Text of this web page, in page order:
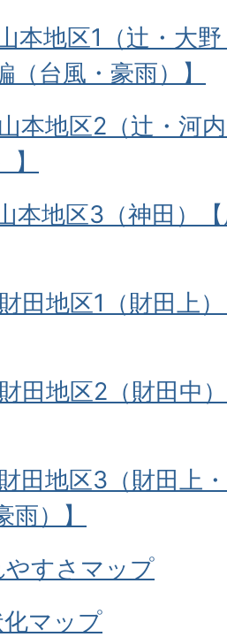
本地区1（辻・大
（台風・豪雨）】
本地区2（辻・河
本地区3（神田）
田地区1（財田上
田地区2（財田中
田地区3（財田上
雨）】
すさマップ
マップ